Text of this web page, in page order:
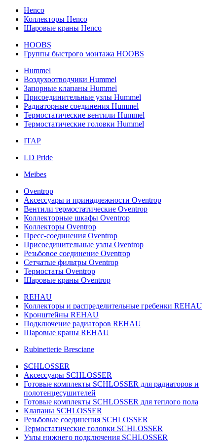
Henco
Коллекторы Henco
Шаровые краны Henco
HOOBS
Группы быстрого монтажа HOOBS
Hummel
Воздухоотводчики Hummel
Запорные клапаны Hummel
Присоединительные узлы Hummel
Радиаторные соединения Hummel
Термостатические вентили Hummel
Термостатические головки Hummel
ITAP
LD Pride
Meibes
Oventrop
Аксессуары и принадлежности Oventrop
Вентили термостатические Oventrop
Коллекторные шкафы Oventrop
Коллекторы Oventrop
Пресс-соединения Oventrop
Присоединительные узлы Oventrop
Резьбовое соединение Oventrop
Сетчатые фильтры Oventrop
Термостаты Oventrop
Шаровые краны Oventrop
REHAU
Коллекторы и распределительные гребенки REHAU
Кронштейны REHAU
Подключение радиаторов REHAU
Шаровые краны REHAU
Rubinetterie Bresciane
SCHLOSSER
Аксессуары SCHLOSSER
Готовые комплекты SCHLOSSER для радиаторов и
полотенцесушителей
Готовые комплекты SCHLOSSER для теплого пола
Клапаны SCHLOSSER
Резьбовые соединения SCHLOSSER
Термостатические головки SCHLOSSER
Узлы нижнего подключения SCHLOSSER